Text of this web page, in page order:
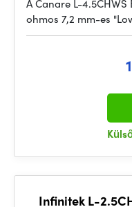
A Canare L-
ohmos 7,2 mm-es
Infinitek L-